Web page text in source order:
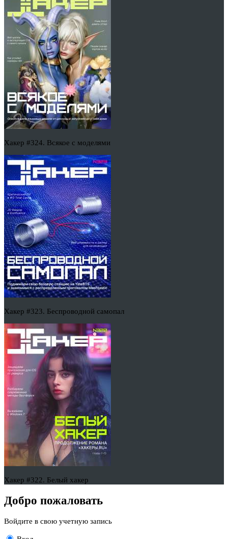
Хакер #324. Всякое с моделями
Хакер #323. Беспроводной самопал
Хакер #322. Белый хакер
Добро пожаловать
Войдите в свою учетную запись